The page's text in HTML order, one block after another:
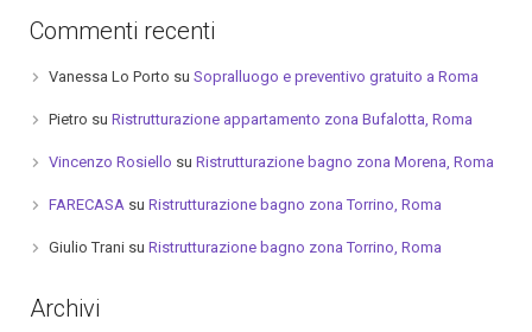
Commenti recenti
Vanessa Lo Porto su Sopralluogo e preventivo gratuito a Roma
Pietro su Ristrutturazione appartamento zona Bufalotta, Roma
Vincenzo Rosiello su Ristrutturazione bagno zona Morena, Roma
FARECASAsu Ristrutturazione bagno zona Torrino, Roma
Giulio Tranisu Ristrutturazione bagno zona Torrino, Roma
Archivi